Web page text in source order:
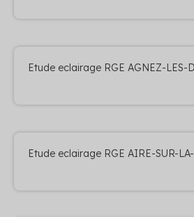
Etude eclairage RGE AGNEZ-LES-
Etude eclairage RGE AIRE-SUR-LA-